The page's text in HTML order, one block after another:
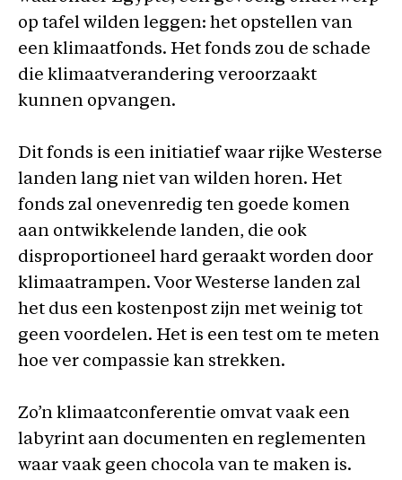
op tafel wilden leggen: het opstellen van
een klimaatfonds. Het fonds zou de schade
die klimaatverandering veroorzaakt
kunnen opvangen.
Dit fonds is een initiatief waar rijke Westerse
landen lang niet van wilden horen. Het
fonds zal onevenredig ten goede komen
aan ontwikkelende landen, die ook
disproportioneel hard geraakt worden door
klimaatrampen. Voor Westerse landen zal
het dus een kostenpost zijn met weinig tot
geen voordelen. Het is een test om te meten
hoe ver compassie kan strekken.
Zo’n klimaatconferentie omvat vaak een
labyrint aan documenten en reglementen
waar vaak geen chocola van te maken is.